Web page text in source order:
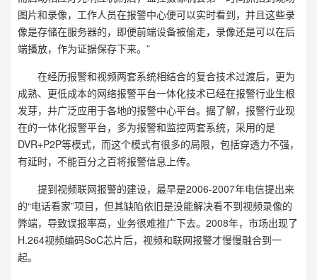
图片和录像，工作人员在报警中心便可以实时看到，并且这些录
像是存储在服务器的，即便前端设备被偷走，录像还是可以在后
端播放，作为证据保存下来。”
在经历报警和视频两套系统相结合的复合技术过渡后，更为
成熟、更低成本的网络报警平台一体化技术已经在报警行业生根
发芽，并广泛应用于各地的报警中心平台。据了解，报警行业现
在的一体化报警平台，多为报警和监控两套系统，采用的是
DVR+P2P等模式，而这个模式有很多的局限，包括穿透力不强，
有延时，不能百分之百将报警信息上传。
提到视频联网报警的建设，最早是2006-2007年电信提出来
的“电话看家”项目，但其缺陷依旧是没能解决看不到视频录像的
弊端，导致误报率高，业务很难推广下去。2008年，市场出现了
H.264视频编码SoC芯片后，视频和联网报警才慢慢融合到一
起。